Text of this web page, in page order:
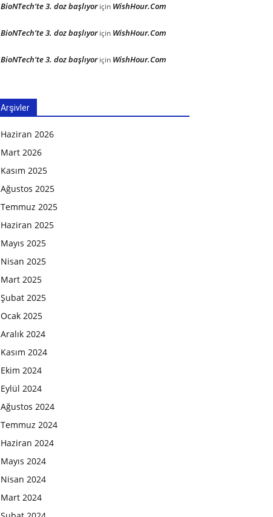
BioNTech’te 3. doz başlıyoriçin WishHour.Com
BioNTech’te 3. doz başlıyoriçin WishHour.Com
BioNTech’te 3. doz başlıyoriçin WishHour.Com
Arşivler
Haziran 2026
Mart 2026
Kasım 2025
Ağustos 2025
Temmuz 2025
Haziran 2025
Mayıs 2025
Nisan 2025
Mart 2025
Şubat 2025
Ocak 2025
Aralık 2024
Kasım 2024
Ekim 2024
Eylül 2024
Ağustos 2024
Temmuz 2024
Haziran 2024
Mayıs 2024
Nisan 2024
Mart 2024